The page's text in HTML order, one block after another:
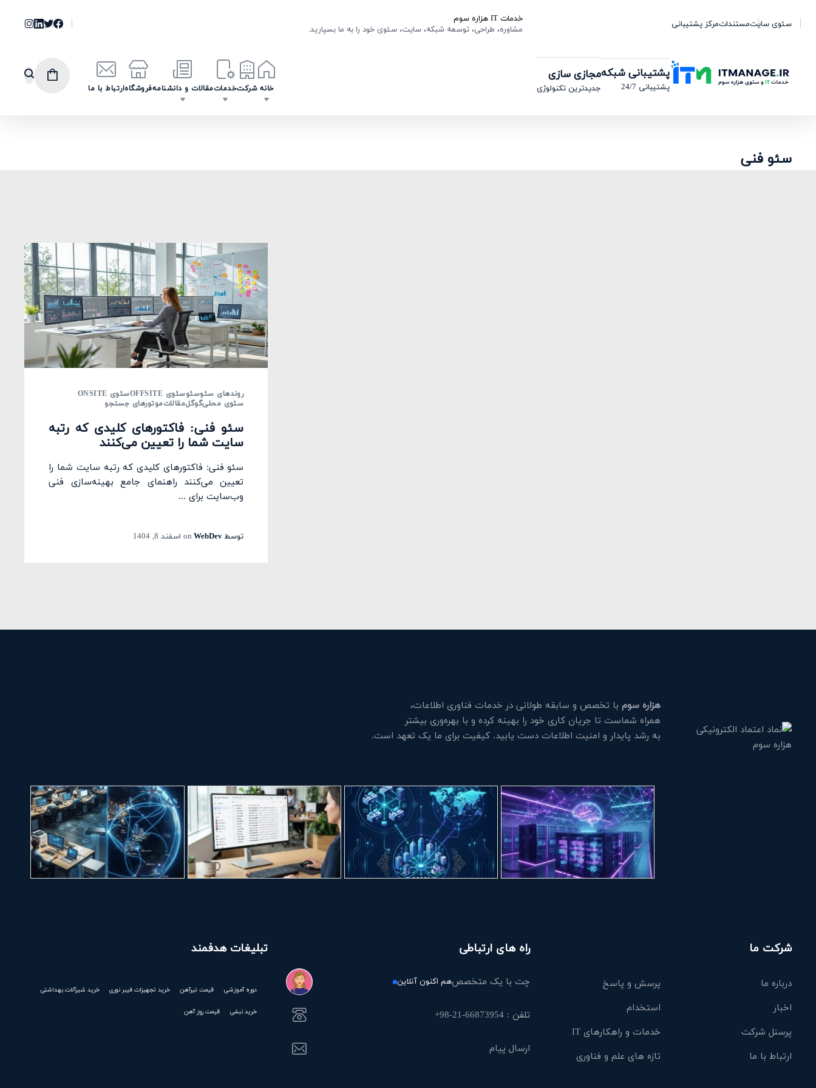
خدمات IT هزاره سوم
مشاوره، طراحی، توسعه شبکه، سایت، سئوی خود را به ما بسپارید.
سئوی سایتمستنداتمرکز پشتیبانی
خانه شرکتخدماتمقالات و دانشنامهفروشگاهارتباط با ما
پشتیبانی شبکه
پشتیبانی 24/7
مجازی سازی
جدیدترین تکنولوژی
سئو فنی
روندهای سئوسئوسئوی OFFSITE سئوی ONSITE
سئوی محلیگوگلمقالاتموتورهای جستجو
سئو فنی: فاکتورهای کلیدی که رتبه
سایت شما را تعیین می‌کنند
سئو فنی: فاکتورهای کلیدی که رتبه سایت شما را
تعیین می‌کنند راهنمای جامع بهینه‌سازی فنی
وب‌سایت برای ...
توسطWebDev
on اسفند 8, 1404
هزاره سومبا تخصص و سابقه طولانی در خدمات فناوری اطلاعات،
همراه شماست تا جریان کاری خود را بهینه کرده و با بهره‌وری بیشتر
به رشد پایدار و امنیت اطلاعات دست یابید. کیفیت برای ما یک تعهد است.
شرکت ما
درباره ما
پرسش و پاسخ
اخبار
استخدام
پرسنل شرکت
خدمات و راهکارهای IT
ارتباط با ما
تازه های علم و فناوری
راه های ارتباطی
چت با یک متخصصهم اکنون آنلاین
تلفن : 66873954-21-98+
ارسال پیام
تبلیغات هدفمند
دوره آموزشی قیمت تیرآهن خرید تجهیزات فیبر نوری خرید شیرآلات بهداشتی
خرید نبشی قیمت روز آهن